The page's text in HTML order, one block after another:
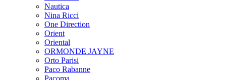
Nautica
Nina Ricci
One Direction
Orient
Oriental
ORMONDE JAYNE
Orto Parisi
Paco Rabanne
Pacoma